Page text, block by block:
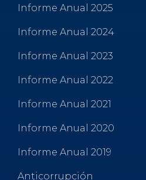
Informe Anual 2025
Informe Anual 2024
Informe Anual 2023
Informe Anual 2022
Informe Anual 2021
Informe Anual 2020
Informe Anual 2019
Anticorrupción